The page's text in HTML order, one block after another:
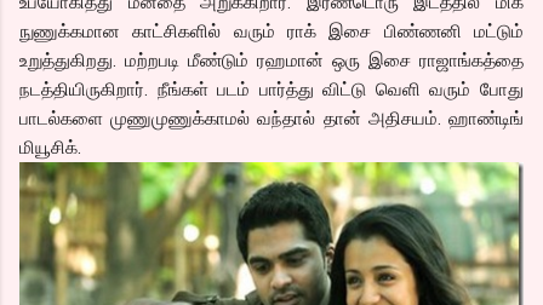
நுணுக்கமான காட்சிகளில் வரும் ராக் இசை பிண்ணனி மட்டும்
உறுத்துகிறது. மற்றபடி மீண்டும் ரஹமான் ஒரு இசை ராஜாங்கத்தை
நடத்தியிருகிறார். நீங்கள் படம் பார்த்து விட்டு வெளி வரும் போது
பாடல்களை முணுமுணுக்காமல் வந்தால் தான் அதிசயம். ஹாண்டிங்
மியூசிக்.